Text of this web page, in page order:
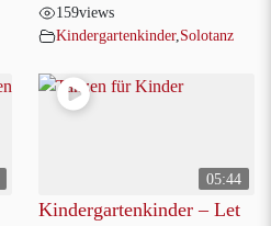
159views
Kindergartenkinder,Solotanz
05:44
Kindergartenkinder – Let